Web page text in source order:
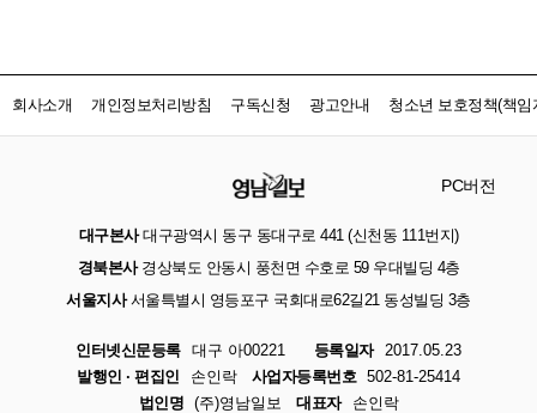
회사소개 개인정보처리방침 구독신청 광고안내 청소년 보호정책(책임
PC버전
대구본사대구광역시 동구 동대구로 441 (신천동 111번지)
경북본사경상북도 안동시 풍천면 수호로 59 우대빌딩 4층
서울지사서울특별시 영등포구 국회대로62길21 동성빌딩 3층
인터넷신문등록 대구 아00221 등록일자
2017.05.23
발행인 · 편집인
손인락 사업자등록번호 502-81-25414
법인명 (주)영남일보 대표자 손인락